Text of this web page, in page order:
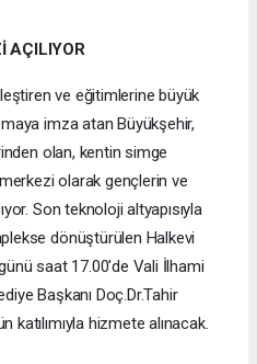
AÇILIYOR
ve eğitimlerine büyük
imza atan Büyükşehir,
olan, kentin simge
merkezi olarak gençlerin ve
Son teknoloji altyapısıyla
dönüştürülen Halkevi
saat 17.00'de Vali İlhami
Başkanı Doç.Dr.Tahir
katılımıyla hizmete alınacak.